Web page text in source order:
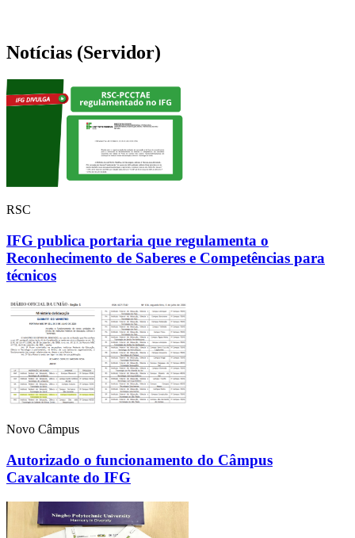
Notícias (Servidor)
RSC
IFG publica portaria que regulamenta o
Reconhecimento de Saberes e Competências para
técnicos
Novo Câmpus
Autorizado o funcionamento do Câmpus
Cavalcante do IFG